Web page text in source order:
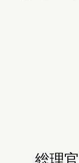
総理官